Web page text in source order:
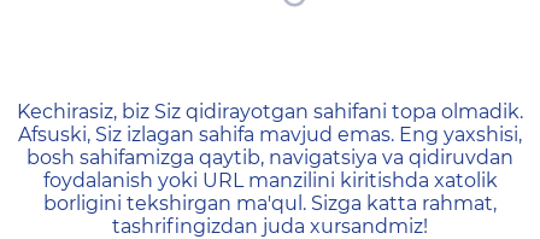
404 — Страница не
Kechirasiz, biz Siz qidirayotgan sahifani topa olmadik.
Afsuski, Siz izlagan sahifa mavjud emas. Eng yaxshisi,
bosh sahifamizga qaytib, navigatsiya va qidiruvdan
foydalanish yoki URL manzilini kiritishda xatolik
borligini tekshirgan ma'qul. Sizga katta rahmat,
tashrifingizdan juda xursandmiz!